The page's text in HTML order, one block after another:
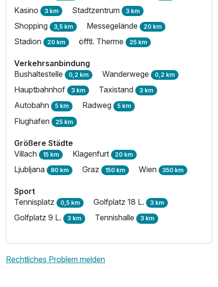
Kasino 3 km Stadtzentrum 3 km
Shopping 3,5 km Messegelände 20 km
Stadion 20 km öfftl. Therme 25 km
Verkehrsanbindung
Bushaltestelle 0,2 km Wanderwege 0,2 km
Hauptbahnhof 3 km Taxistand 3 km
Autobahn 5 km Radweg 5 km
Flughafen 25 km
Größere Städte
Villach 15 km Klagenfurt 20 km
Ljubljana 80 km Graz 150 km Wien 350 km
Sport
Tennisplatz 0,5 km Golfplatz 18 L. 3 km
Golfplatz 9 L. 3 km Tennishalle 3 km
Rechtliches Problem melden